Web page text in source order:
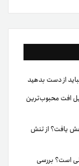
افت محبوب‌ترین
گذشته کاهش یافت؟ از تنش
است؟ بررسی